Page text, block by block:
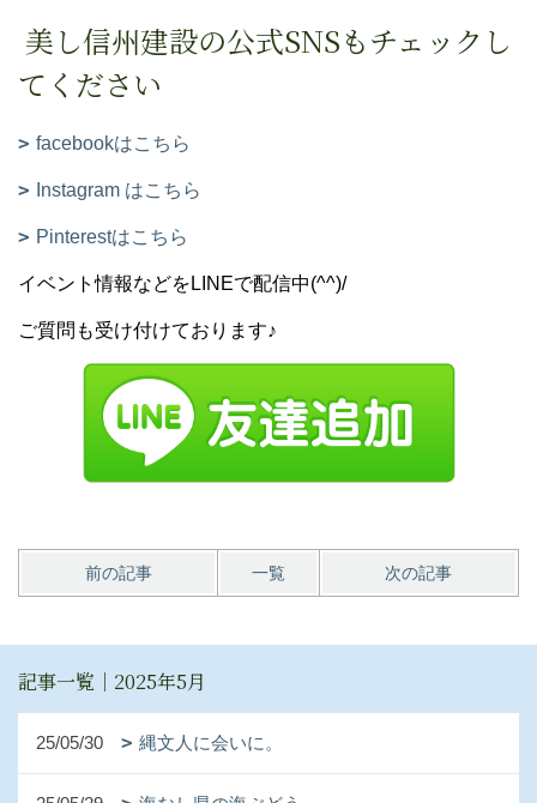
美し信州建設の公式SNSもチェックし
てください
facebookはこちら
Instagram はこちら
Pinterestはこちら
イベント情報などをLINEで配信中(^^)/
ご質問も受け付けております♪
前の記事 一覧 次の記事
記事一覧｜2025年5月
25/05/30 縄文人に会いに。